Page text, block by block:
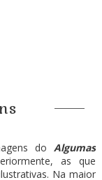
doAlgumas
as que
Na maior